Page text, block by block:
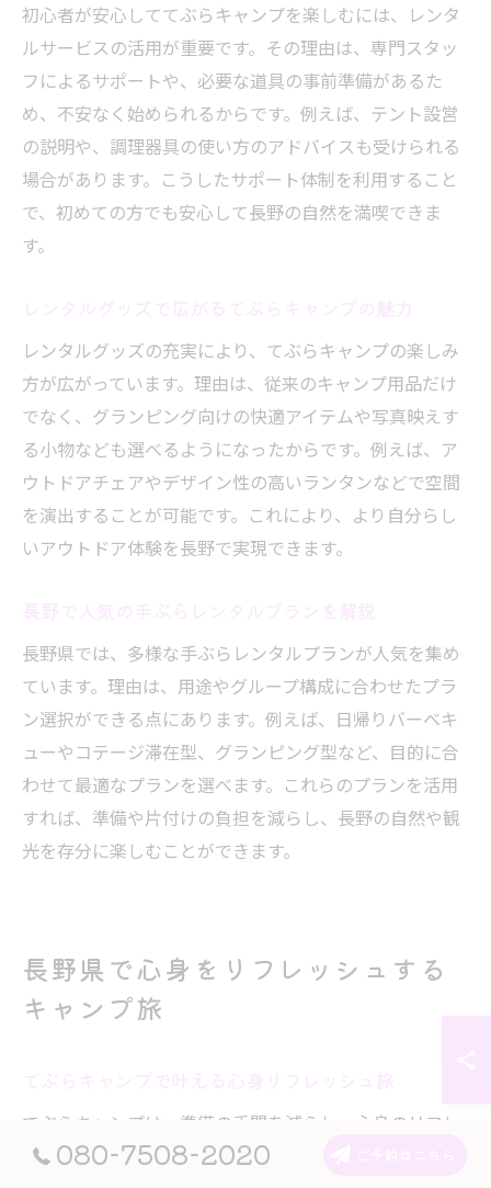
初心者が安心しててぶらキャンプを楽しむには、レンタ
ルサービスの活用が重要です。その理由は、専門スタッ
フによるサポートや、必要な道具の事前準備があるた
め、不安なく始められるからです。例えば、テント設営
の説明や、調理器具の使い方のアドバイスも受けられる
場合があります。こうしたサポート体制を利用すること
で、初めての方でも安心して長野の自然を満喫できま
す。
レンタルグッズの充実により、てぶらキャンプの楽しみ
方が広がっています。理由は、従来のキャンプ用品だけ
でなく、グランピング向けの快適アイテムや写真映えす
る小物なども選べるようになったからです。例えば、ア
ウトドアチェアやデザイン性の高いランタンなどで空間
を演出することが可能です。これにより、より自分らし
いアウトドア体験を長野で実現できます。
長野県では、多様な手ぶらレンタルプランが人気を集め
ています。理由は、用途やグループ構成に合わせたプラ
ン選択ができる点にあります。例えば、日帰りバーベキ
ューやコテージ滞在型、グランピング型など、目的に合
わせて最適なプランを選べます。これらのプランを活用
すれば、準備や片付けの負担を減らし、長野の自然や観
光を存分に楽しむことができます。
長野県で心身をリフレッシュする
キャンプ旅
てぶらキャンプは、準備の手間を減らし、心身のリフレ
ッシュに最適なアウトドア体験です。荷物の多さや装備
080-7508-2020